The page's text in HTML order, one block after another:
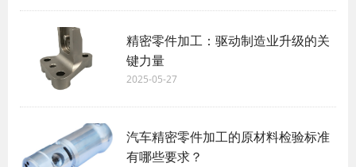
精密零件加工：驱动制造业升级的关
键力量
2025-05-27
汽车精密零件加工的原材料检验标准
有哪些要求？